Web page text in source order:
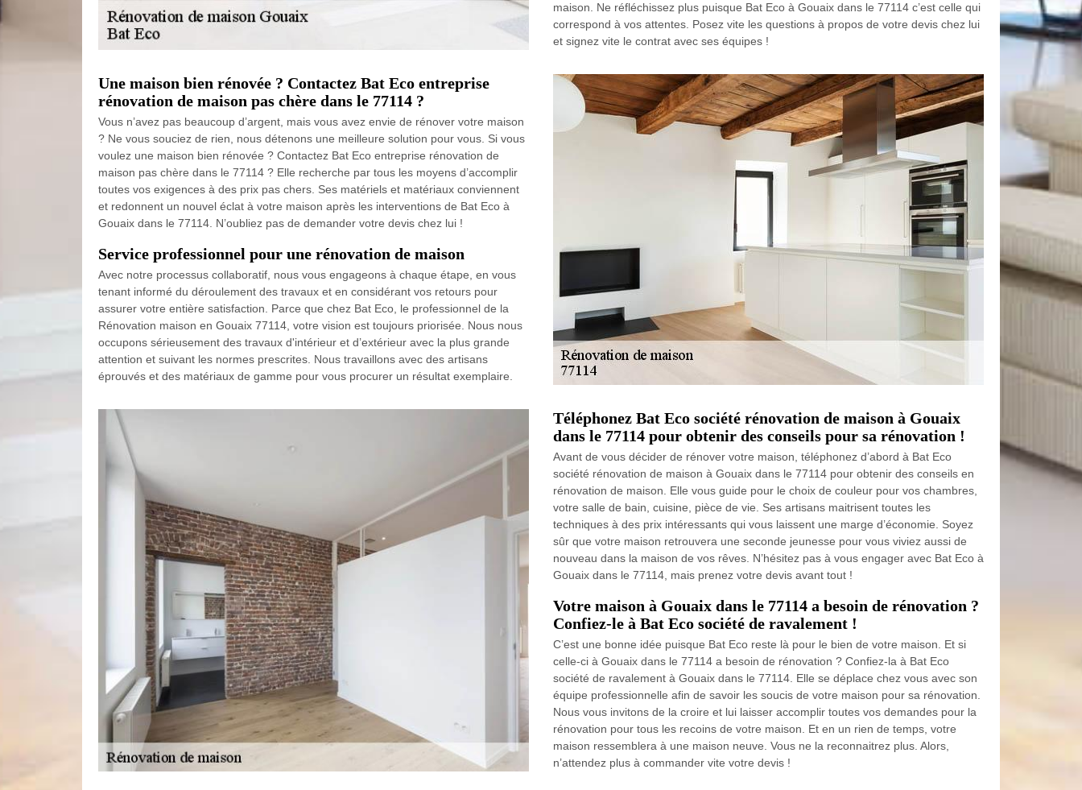
maison. Ne réfléchissez plus puisque Bat Eco à Gouaix dans le 77114 c’est celle qui
correspond à vos attentes. Posez vite les questions à propos de votre devis chez lui
et signez vite le contrat avec ses équipes !
Une maison bien rénovée ? Contactez Bat Eco entreprise
rénovation de maison pas chère dans le 77114 ?
Vous n’avez pas beaucoup d’argent, mais vous avez envie de rénover votre maison
? Ne vous souciez de rien, nous détenons une meilleure solution pour vous. Si vous
voulez une maison bien rénovée ? Contactez Bat Eco entreprise rénovation de
maison pas chère dans le 77114 ? Elle recherche par tous les moyens d’accomplir
toutes vos exigences à des prix pas chers. Ses matériels et matériaux conviennent
et redonnent un nouvel éclat à votre maison après les interventions de Bat Eco à
Gouaix dans le 77114. N’oubliez pas de demander votre devis chez lui !
Service professionnel pour une rénovation de maison
Avec notre processus collaboratif, nous vous engageons à chaque étape, en vous
tenant informé du déroulement des travaux et en considérant vos retours pour
assurer votre entière satisfaction. Parce que chez Bat Eco, le professionnel de la
Rénovation maison en Gouaix 77114, votre vision est toujours priorisée. Nous nous
occupons sérieusement des travaux d'intérieur et d’extérieur avec la plus grande
attention et suivant les normes prescrites. Nous travaillons avec des artisans
éprouvés et des matériaux de gamme pour vous procurer un résultat exemplaire.
Téléphonez Bat Eco société rénovation de maison à Gouaix
dans le 77114 pour obtenir des conseils pour sa rénovation !
Avant de vous décider de rénover votre maison, téléphonez d’abord à Bat Eco
société rénovation de maison à Gouaix dans le 77114 pour obtenir des conseils en
rénovation de maison. Elle vous guide pour le choix de couleur pour vos chambres,
votre salle de bain, cuisine, pièce de vie. Ses artisans maitrisent toutes les
techniques à des prix intéressants qui vous laissent une marge d’économie. Soyez
sûr que votre maison retrouvera une seconde jeunesse pour vous viviez aussi de
nouveau dans la maison de vos rêves. N’hésitez pas à vous engager avec Bat Eco à
Gouaix dans le 77114, mais prenez votre devis avant tout !
Votre maison à Gouaix dans le 77114 a besoin de rénovation ?
Confiez-le à Bat Eco société de ravalement !
C’est une bonne idée puisque Bat Eco reste là pour le bien de votre maison. Et si
celle-ci à Gouaix dans le 77114 a besoin de rénovation ? Confiez-la à Bat Eco
société de ravalement à Gouaix dans le 77114. Elle se déplace chez vous avec son
équipe professionnelle afin de savoir les soucis de votre maison pour sa rénovation.
Nous vous invitons de la croire et lui laisser accomplir toutes vos demandes pour la
rénovation pour tous les recoins de votre maison. Et en un rien de temps, votre
maison ressemblera à une maison neuve. Vous ne la reconnaitrez plus. Alors,
n’attendez plus à commander vite votre devis !